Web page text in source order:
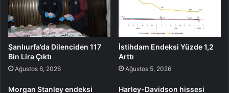
Şanlıurfa’da Dilenciden 117
Bin Lira Çıktı
Ağustos 6, 2026
İstihdam Endeksi Yüzde 1,2
Arttı
Ağustos 5, 2026
Morgan Stanley endeksi
Harley-Davidson hissesi